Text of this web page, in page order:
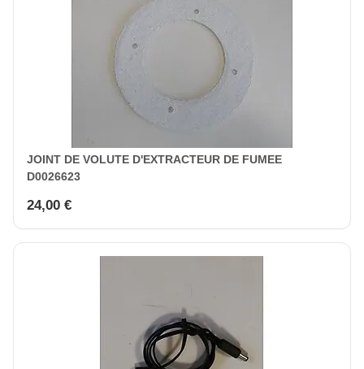
JOINT DE VOLUTE D'EXTRACTEUR DE FUMEE
D0026623
24,00 €